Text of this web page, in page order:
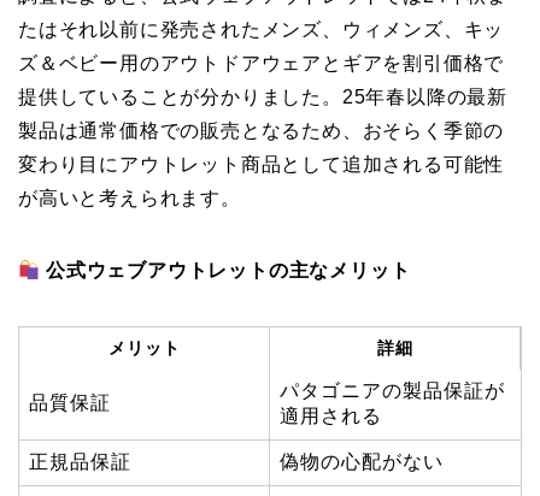
たはそれ以前に発売されたメンズ、ウィメンズ、キッ
ズ＆ベビー用のアウトドアウェアとギアを割引価格で
提供していることが分かりました。25年春以降の最新
製品は通常価格での販売となるため、おそらく季節の
変わり目にアウトレット商品として追加される可能性
が高いと考えられます。
公式ウェブアウトレットの主なメリット
メリット 詳細
品質保証
パタゴニアの製品保証が
適用される
正規品保証 偽物の心配がない